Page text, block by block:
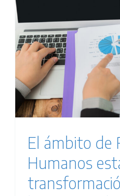
El ámbito de
Humanos